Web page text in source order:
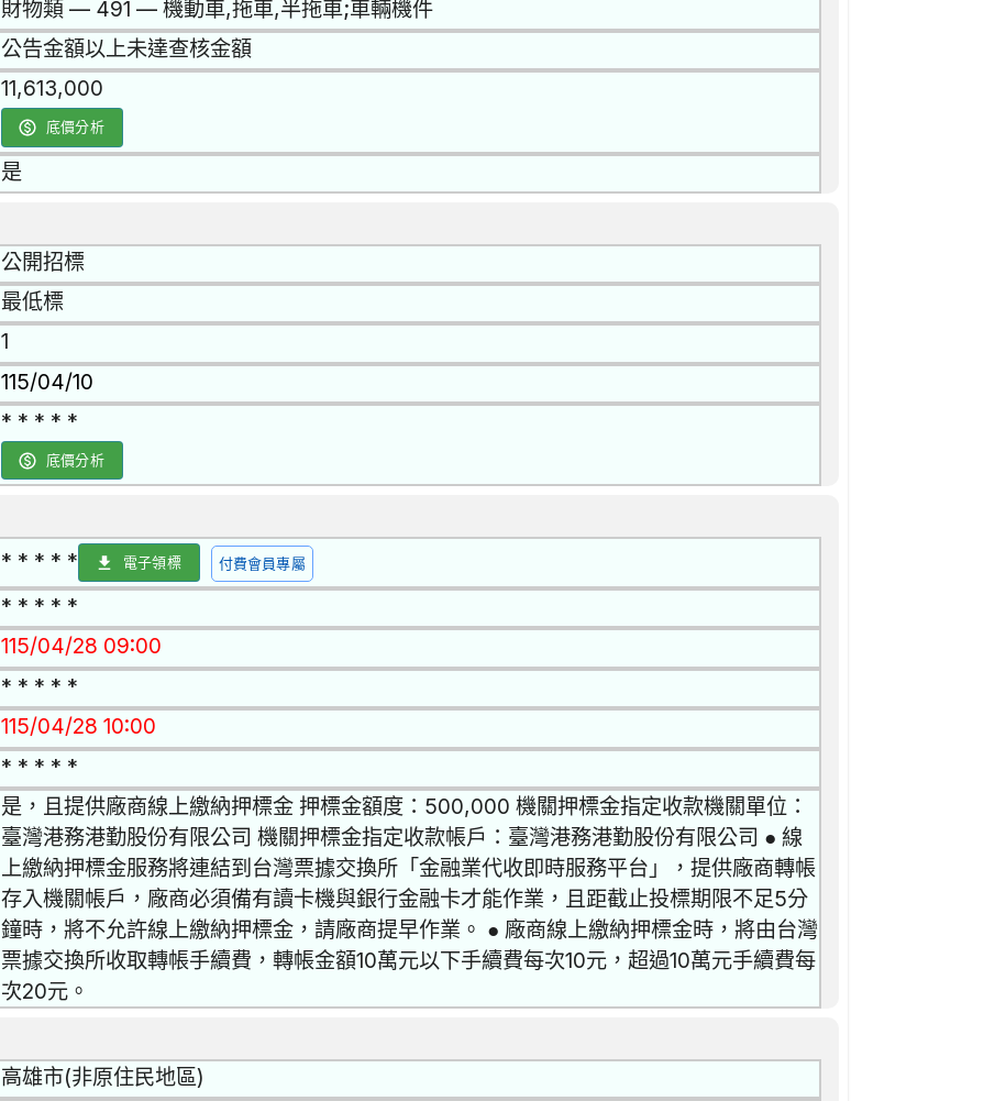
財物類 — 491 — 機動車,拖車,半拖車;車輛機件
公告金額以上未達查核金額
11,613,000
底價分析
是
公開招標
最低標
1
115/04/10
* * * * *
底價分析
* * * * * 電子領標 付費會員專屬
* * * * *
115/04/28 09:00
* * * * *
115/04/28 10:00
* * * * *
是，且提供廠商線上繳納押標金 押標金額度：500,000 機關押標金指定收款機關單位：
臺灣港務港勤股份有限公司 機關押標金指定收款帳戶：臺灣港務港勤股份有限公司 ● 線
上繳納押標金服務將連結到台灣票據交換所「金融業代收即時服務平台」，提供廠商轉帳
存入機關帳戶，廠商必須備有讀卡機與銀行金融卡才能作業，且距截止投標期限不足5分
鐘時，將不允許線上繳納押標金，請廠商提早作業。 ● 廠商線上繳納押標金時，將由台灣
票據交換所收取轉帳手續費，轉帳金額10萬元以下手續費每次10元，超過10萬元手續費每
次20元。
高雄市(非原住民地區)